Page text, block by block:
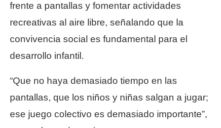
frente a pantallas y fomentar actividades
recreativas al aire libre, señalando que la
convivencia social es fundamental para el
desarrollo infantil.
“Que no haya demasiado tiempo en las
pantallas, que los niños y niñas salgan a jugar;
ese juego colectivo es demasiado importante”,